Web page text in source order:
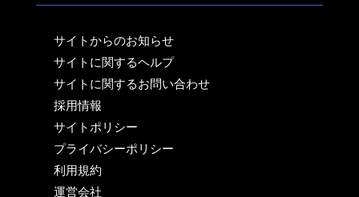
サイトからのお知らせ
サイトに関するヘルプ
サイトに関するお問い合わせ
採用情報
サイトポリシー
プライバシーポリシー
利用規約
運営会社